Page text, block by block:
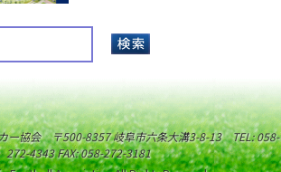
ー協会 〒500-8357 岐阜市六条大溝3-8-13 TEL: 058-
272-4343 FAX: 058-272-3181